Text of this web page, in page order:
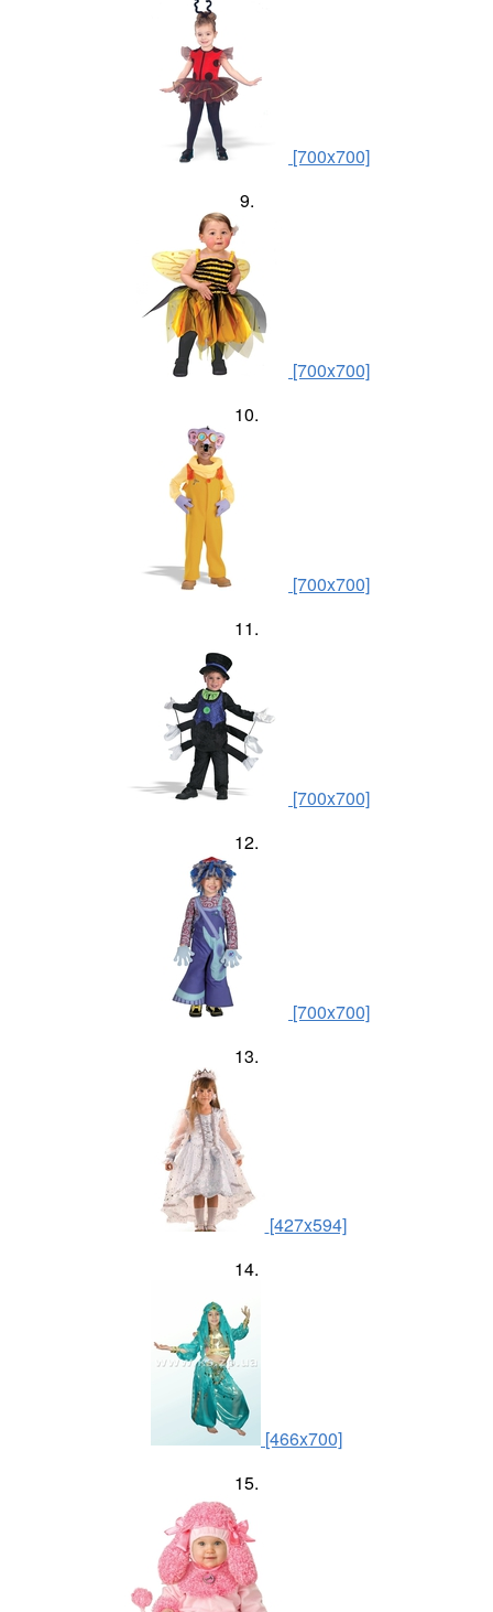
[700x700]
9.
[700x700]
10.
[700x700]
11.
[700x700]
12.
[700x700]
13.
[427x594]
14.
[466x700]
15.